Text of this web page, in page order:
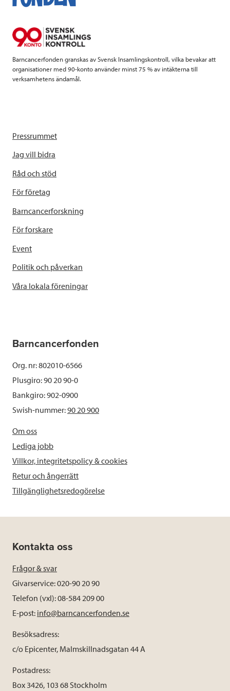
k
Barncancerfonden granskas av Svensk Insamlingskontroll, vilka bevakar att
organisationer med 90-konto använder minst 75 % av intäkterna till
verksamhetens ändamål.
Pressrummet
Jag vill bidra
Råd och stöd
För företag
Barncancerforskning
För forskare
Event
Politik och påverkan
Våra lokala föreningar
Barncancerfonden
Org. nr: 802010-6566
Plusgiro: 90 20 90-0
Bankgiro: 902-0900
Swish-nummer:90 20 900
Om oss
Lediga jobb
Villkor, integritetspolicy & cookies
Retur och ångerrätt
Tillgänglighetsredogörelse
Kontakta oss
Frågor & svar
Givarservice: 020-90 20 90
Telefon (vxl): 08-584 209 00
E-post: info@barncancerfonden.se
Besöksadress:
c/o Epicenter, Malmskillnadsgatan 44 A
Postadress:
Box 3426, 103 68 Stockholm